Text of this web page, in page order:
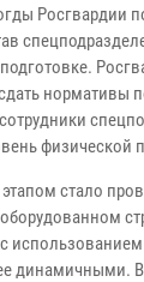
Росгвардии
нормативы
физической
стало
динамичными.